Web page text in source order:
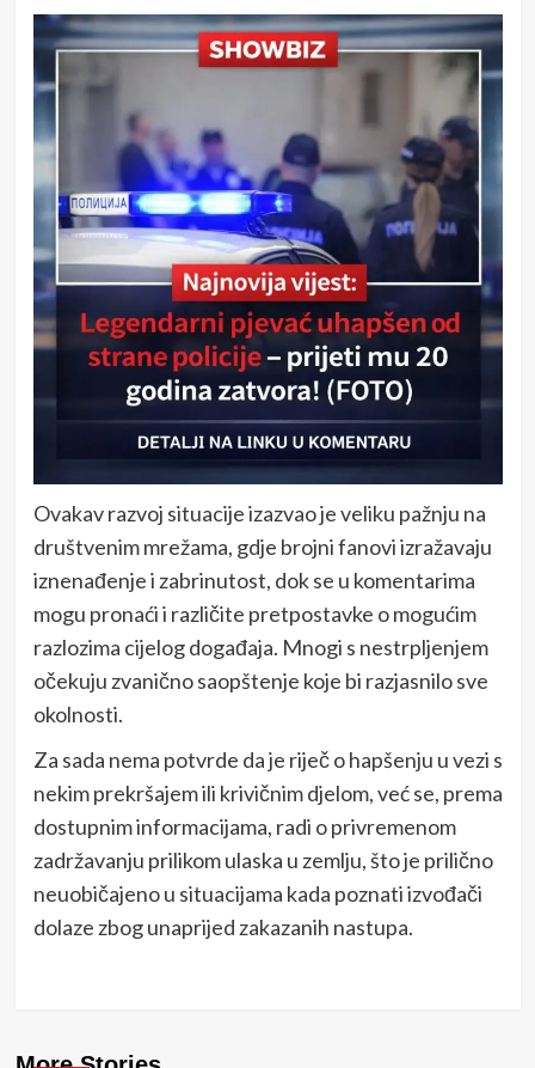
Ovakav razvoj situacije izazvao je veliku pažnju na
društvenim mrežama, gdje brojni fanovi izražavaju
iznenađenje i zabrinutost, dok se u komentarima
mogu pronaći i različite pretpostavke o mogućim
razlozima cijelog događaja. Mnogi s nestrpljenjem
očekuju zvanično saopštenje koje bi razjasnilo sve
okolnosti.
Za sada nema potvrde da je riječ o hapšenju u vezi s
nekim prekršajem ili krivičnim djelom, već se, prema
dostupnim informacijama, radi o privremenom
zadržavanju prilikom ulaska u zemlju, što je prilično
neuobičajeno u situacijama kada poznati izvođači
dolaze zbog unaprijed zakazanih nastupa.